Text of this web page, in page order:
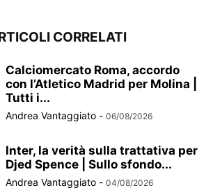
CORRELATI
Calciomercato Roma, accordo
con l’Atletico Madrid per Molina |
Tutti i...
Andrea Vantaggiato - 06/08/2026
Inter, la verità sulla trattativa per
Djed Spence | Sullo sfondo...
Andrea Vantaggiato - 04/08/2026